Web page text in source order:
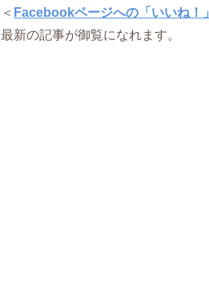
＜ Facebookページへの「いいね！」
最新の記事が御覧になれます。